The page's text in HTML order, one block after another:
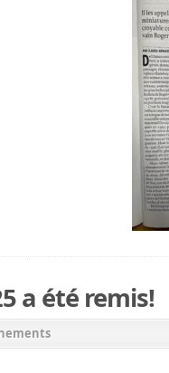
a été remis!